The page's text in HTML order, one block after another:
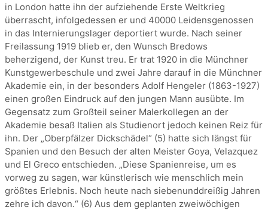
in London hatte ihn der aufziehende Erste Weltkrieg
überrascht, infolgedessen er und 40000 Leidensgenossen
in das Internierungslager deportiert wurde. Nach seiner
Freilassung 1919 blieb er, den Wunsch Bredows
beherzigend, der Kunst treu. Er trat 1920 in die Münchner
Kunstgewerbeschule und zwei Jahre darauf in die Münchner
Akademie ein, in der besonders Adolf Hengeler (1863-1927)
einen großen Eindruck auf den jungen Mann ausübte. Im
Gegensatz zum Großteil seiner Malerkollegen an der
Akademie besaß Italien als Studienort jedoch keinen Reiz für
ihn. Der „Oberpfälzer Dickschädel“ (5) hatte sich längst für
Spanien und den Besuch der alten Meister Goya, Velazquez
und El Greco entschieden. „Diese Spanienreise, um es
vorweg zu sagen, war künstlerisch wie menschlich mein
größtes Erlebnis. Noch heute nach siebenunddreißig Jahren
zehre ich davon.“ (6) Aus dem geplanten zweiwöchigen